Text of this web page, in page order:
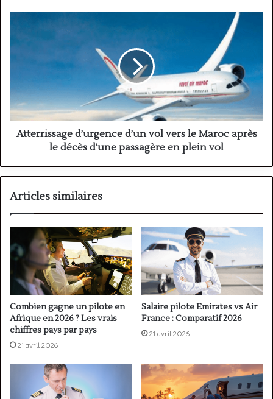
Atterrissage
d’urgence
d’un
vol
Maroc
après
le
décès
en
vol
Atterrissage d’urgence d’un vol vers le Maroc après
le décès d’une passagère en plein vol
Articles similaires
Combien gagne un pilote en
Afrique en 2026 ? Les vrais
chiffres pays par pays
21 avril 2026
Salaire pilote Emirates vs Air
France : Comparatif 2026
21 avril 2026